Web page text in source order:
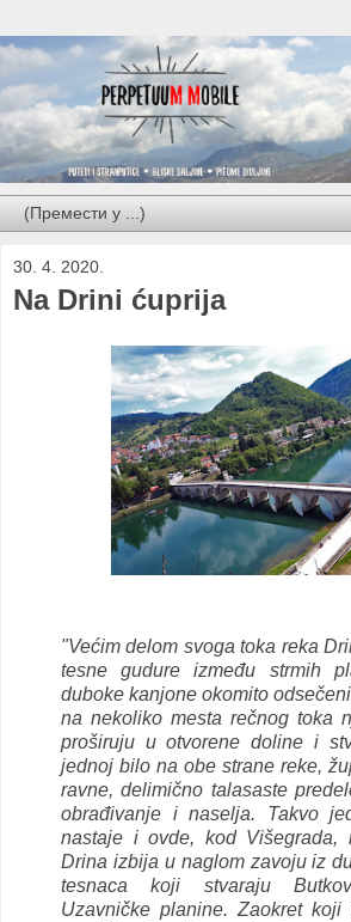
30. 4. 2020.
Na Drini ćuprija
"Većim delom svoga toka reka
tesne gudure između strmih
duboke kanjone okomito
na nekoliko mesta rečnog toka
proširuju u otvorene doline i
jednoj bilo na obe strane reke,
ravne, delimično talasaste
obrađivanje i naselja. Takvo
nastaje i ovde, kod Višegrada,
Drina izbija u naglom zavoju iz
tesnaca koji stvaraju
Uzavničke planine. Zaokret